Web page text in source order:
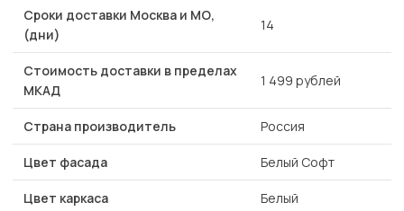
Сроки доставки Москва и МО,
(дни)
14
Стоимость доставки в пределах
МКАД
1 499 рублей
Страна производитель Россия
Цвет фасада Белый Софт
Цвет каркаса Белый